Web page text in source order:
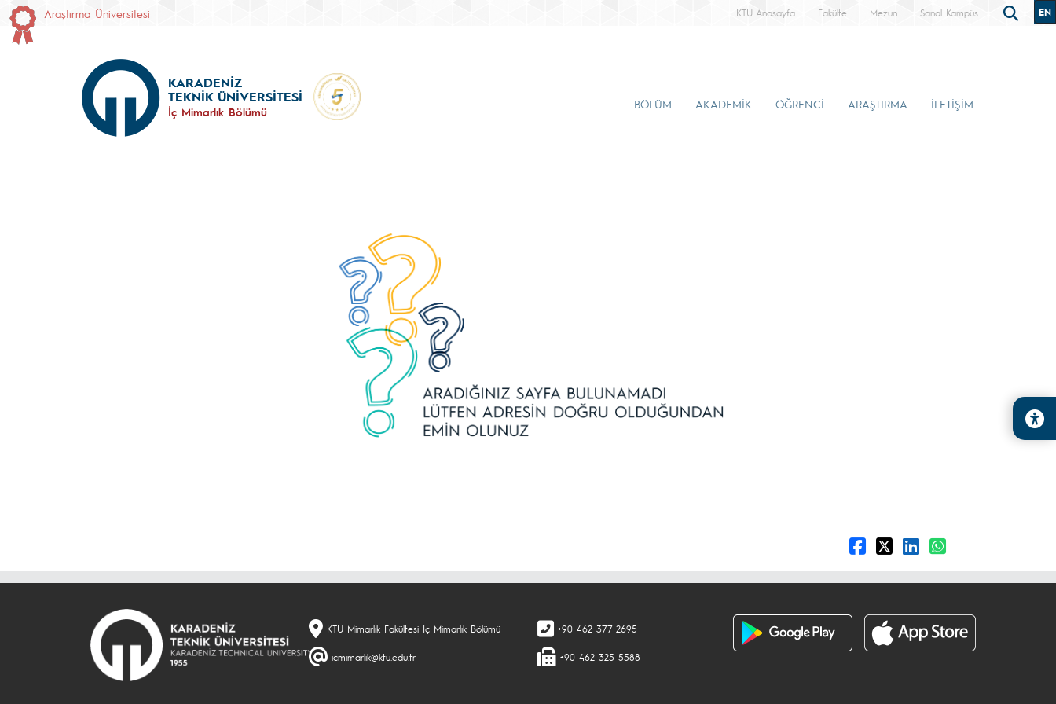
Araştırma Üniversitesi KTÜ Anasayfa Fakülte Mezun Sanal Kampüs EN
KARADENİZ
TEKNİK ÜNİVERSİTESİ
İç Mimarlık Bölümü
BÖLÜM AKADEMİK ÖĞRENCİ ARAŞTIRMA İLETİŞİM
KTÜ Mimarlık Fakültesi İç Mimarlık Bölümü
icmimarlik@ktu.edu.tr
+90 462 377 2695
+90 462 325 5588